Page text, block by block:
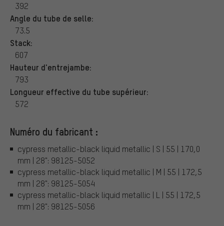
392
Angle du tube de selle:
73.5
Stack:
607
Hauteur d'entrejambe:
793
Longueur effective du tube supérieur:
572
Numéro du fabricant :
cypress metallic-black liquid metallic | S | 55 | 170,0
mm | 28": 98125-5052
cypress metallic-black liquid metallic | M | 55 | 172,5
mm | 28": 98125-5054
cypress metallic-black liquid metallic | L | 55 | 172,5
mm | 28": 98125-5056